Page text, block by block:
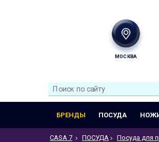
МОСКВА
БРЕНДЫ ПОСУДА
CASA 7 ПОСУДА Посуда для